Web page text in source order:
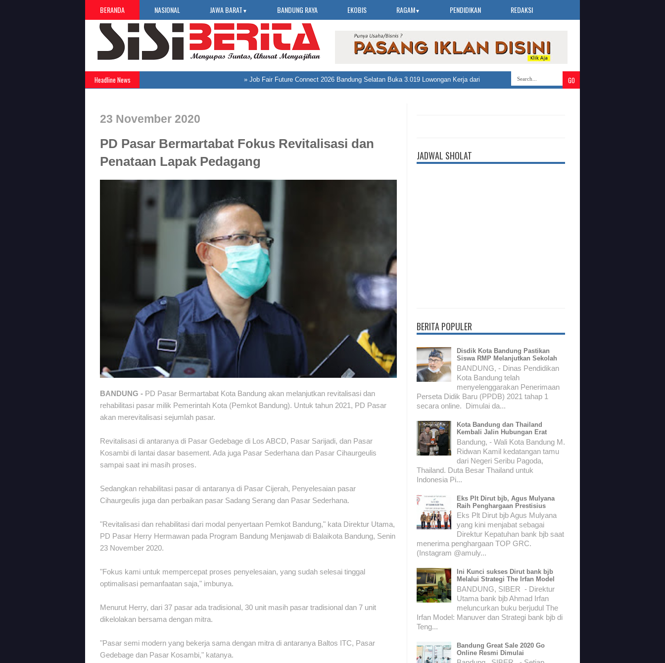
BERANDA NASIONAL JAWA BARAT ▼ BANDUNG RAYA EKOBIS RAGAM▼ PENDIDIKAN REDAKSI
Headline News Job Fair Future Connect 2026 Bandung Selatan Buka 3.019 Lowongan Kerja dari 30 Perusahaan »Pemkot Bandung Gandeng Warga Sukseskan
23 November 2020
PD Pasar Bermartabat Fokus Revitalisasi dan
Penataan Lapak Pedagang
BANDUNG - PD Pasar Bermartabat Kota Bandung akan melanjutkan revitalisasi dan
rehabilitasi pasar milik Pemerintah Kota (Pemkot Bandung). Untuk tahun 2021, PD Pasar
akan merevitalisasi sejumlah pasar.
Revitalisasi di antaranya di Pasar Gedebage di Los ABCD, Pasar Sarijadi, dan Pasar
Kosambi di lantai dasar basement. Ada juga Pasar Sederhana dan Pasar Cihaurgeulis
sampai saat ini masih proses.
Sedangkan rehabilitasi pasar di antaranya di Pasar Cijerah, Penyelesaian pasar
Cihaurgeulis juga dan perbaikan pasar Sadang Serang dan Pasar Sederhana.
"Revitalisasi dan rehabilitasi dari modal penyertaan Pemkot Bandung," kata Direktur Utama,
PD Pasar Herry Hermawan pada Program Bandung Menjawab di Balaikota Bandung, Senin
23 November 2020.
"Fokus kami untuk mempercepat proses penyelesaian, yang sudah selesai tinggal
optimalisasi pemanfaatan saja," imbunya.
Menurut Herry, dari 37 pasar ada tradisional, 30 unit masih pasar tradisional dan 7 unit
dikelolakan bersama dengan mitra.
"Pasar semi modern yang bekerja sama dengan mitra di antaranya Baltos ITC, Pasar
Gedebage dan Pasar Kosambi," katanya.
JADWAL SHOLAT
BERITA POPULER
Disdik Kota Bandung Pastikan
Siswa RMP Melanjutkan Sekolah
BANDUNG, - Dinas Pendidikan
Kota Bandung telah
menyelenggarakan Penerimaan
Perseta Didik Baru (PPDB) 2021 tahap 1
secara online. Dimulai da...
Kota Bandung dan Thailand
Kembali Jalin Hubungan Erat
Bandung, - Wali Kota Bandung M.
Ridwan Kamil kedatangan tamu
dari Negeri Seribu Pagoda,
Thailand. Duta Besar Thailand untuk
Indonesia Pi...
Eks Plt Dirut bjb, Agus Mulyana
Raih Penghargaan Prestisius
Eks Plt Dirut bjb Agus Mulyana
yang kini menjabat sebagai
Direktur Kepatuhan bank bjb saat
menerima penghargaan TOP GRC.
(Instagram @amuly...
Ini Kunci sukses Dirut bank bjb
Melalui Strategi The Irfan Model
BANDUNG, SIBER - Direktur
Utama bank bjb Ahmad Irfan
meluncurkan buku berjudul The
Irfan Model: Manuver dan Strategi bank bjb di
Teng...
Bandung Great Sale 2020 Go
Online Resmi Dimulai